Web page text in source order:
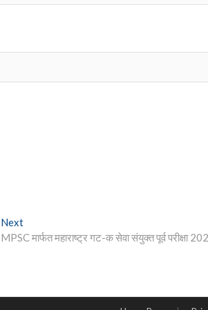
NextNext
post:
MPSC मार्फत महाराष्ट्र गट-क सेवा संयुक्त पूर्व परीक्षा